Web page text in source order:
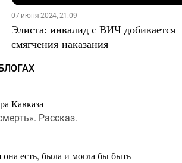
07 июня 2024, 21:09
Элиста: инвалид с ВИЧ добивается
смягчения наказания
Кавказа
Рассказ.
есть, была и могла бы быть